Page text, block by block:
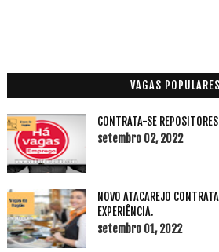
VAGAS POPULARES
CONTRATA-SE
setembro 02, 2022
NOVO ATACAREJO
EXPERIÊNCIA.
setembro 01, 2022